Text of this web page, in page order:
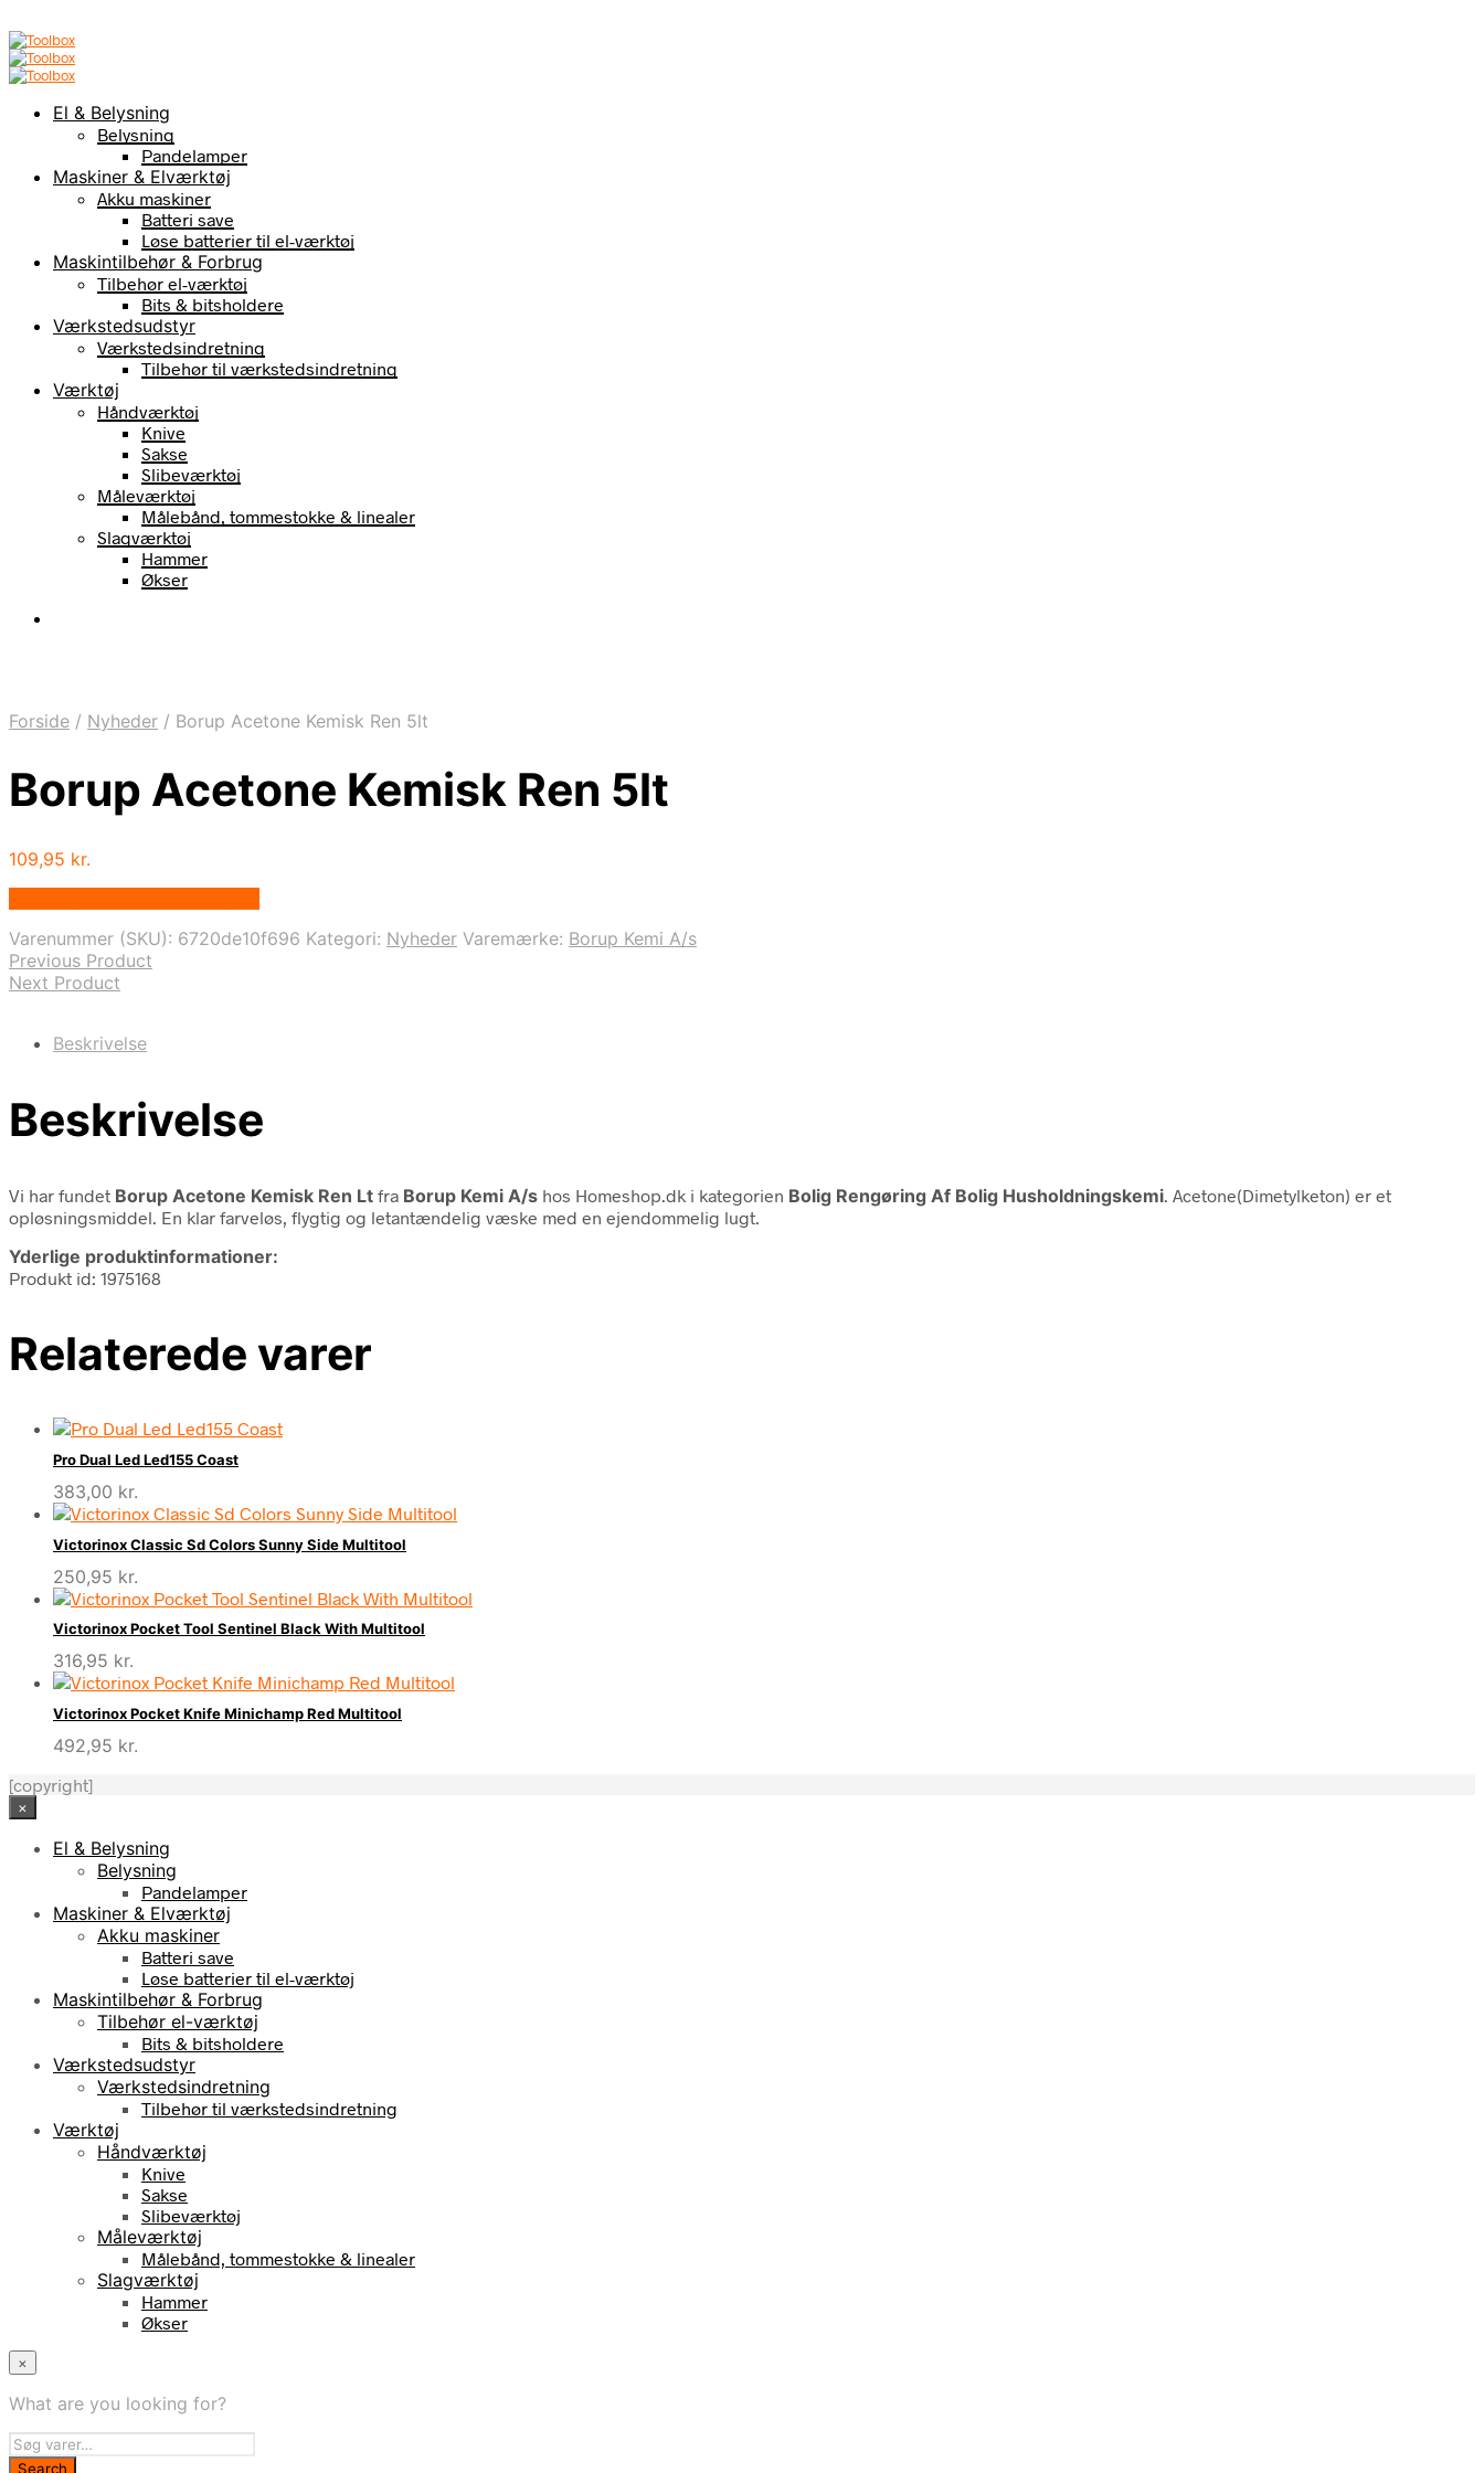
El & Belysning
Belysning
Pandelamper
Maskiner & Elværktøj
Akku maskiner
Batteri save
Løse batterier til el-værktøj
Maskintilbehør & Forbrug
Tilbehør el-værktøj
Bits & bitsholdere
Værkstedsudstyr
Værkstedsindretning
Tilbehør til værkstedsindretning
Værktøj
Håndværktøj
Knive
Sakse
Slibeværktøj
Måleværktøj
Målebånd, tommestokke & linealer
Slagværktøj
Hammer
Økser
Forside / Nyheder / Borup Acetone Kemisk Ren 5lt
Borup Acetone Kemisk Ren 5lt
109,95 kr.
Varenummer (SKU): 6720de10f696 Kategori: Nyheder Varemærke: Borup Kemi A/s
Previous Product
Next Product
Beskrivelse
Beskrivelse
Vi har fundet Borup Acetone Kemisk Ren Lt fra Borup Kemi A/s hos Homeshop.dk i kategorien Bolig Rengøring Af Bolig Husholdningskemi . Acetone(Dimetylketon) er et
opløsningsmiddel. En klar farveløs, flygtig og letantændelig væske med en ejendommelig lugt.
Yderlige produktinformationer:
Produkt id: 1975168
Relaterede varer
Pro Dual Led Led155 Coast
383,00 kr.
Victorinox Classic Sd Colors Sunny Side Multitool
250,95 kr.
Victorinox Pocket Tool Sentinel Black With Multitool
316,95 kr.
Victorinox Pocket Knife Minichamp Red Multitool
492,95 kr.
[copyright]
×
El & Belysning
Belysning
Pandelamper
Maskiner & Elværktøj
Akku maskiner
Batteri save
Løse batterier til el-værktøj
Maskintilbehør & Forbrug
Tilbehør el-værktøj
Bits & bitsholdere
Værkstedsudstyr
Værkstedsindretning
Tilbehør til værkstedsindretning
Værktøj
Håndværktøj
Knive
Sakse
Slibeværktøj
Måleværktøj
Målebånd, tommestokke & linealer
Slagværktøj
Hammer
Økser
×
What are you looking for?